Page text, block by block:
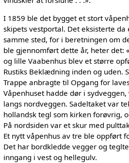
I 1859 ble det bygget et stort
skipets vestportal. Det eksisterte da
samme sted, for i beretningen om
ble gjennomført dette år, heter det:
og lille Vaabenhus blev et større
Rustiks Beklædning inden og uden.
Trappe anbragte til Opgang for
Våpenhuset hadde dør i
langs nordveggen. Sadeltaket var
hollandsk tegl som kirken forøvrig,
På nordsiden var et skur med
Et nytt våpenhus av tre ble oppført
Det har bordkledde vegger og
inngang i vest og hellegulv.